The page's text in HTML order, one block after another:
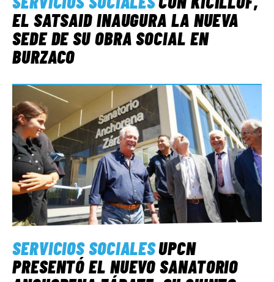
EL SATSAID INAUGURA LA NUEVA
SEDE DE SU OBRA SOCIAL EN
BURZACO
SERVICIOS SOCIALESUPCN
PRESENTÓ EL NUEVO SANATORIO